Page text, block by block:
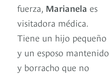
fuerza, Marianela es
visitadora médica.
Tiene un hijo pequeño
y un esposo mantenido
y borracho que no